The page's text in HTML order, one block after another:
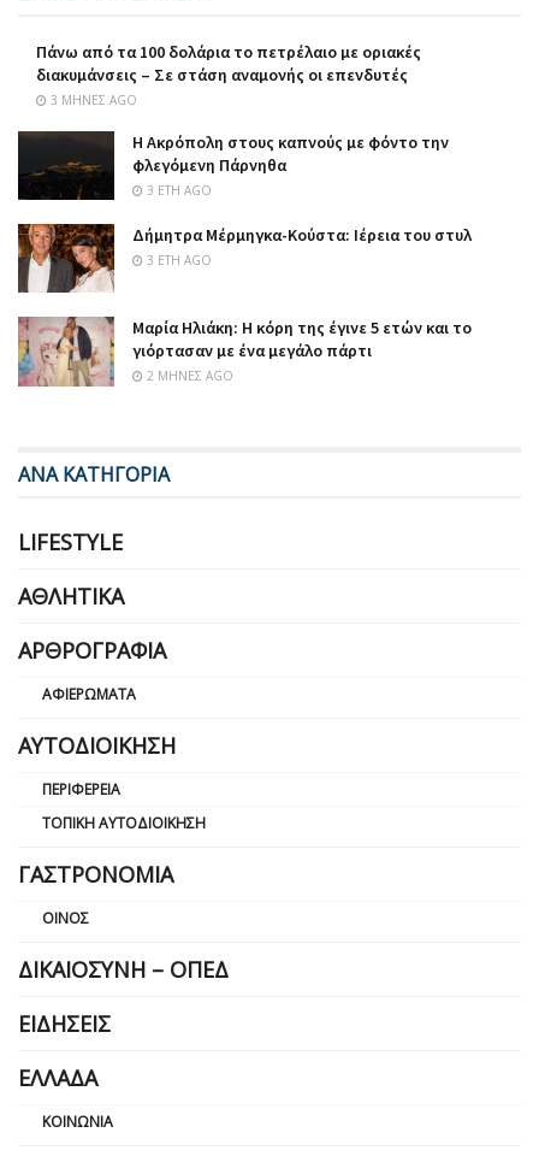
Πάνω από τα 100 δολάρια το πετρέλαιο με οριακές
διακυμάνσεις – Σε στάση αναμονής οι επενδυτές
3 ΜΉΝΕΣ AGO
Η Ακρόπολη στους καπνούς με φόντο την
φλεγόμενη Πάρνηθα
3 ΈΤΗ AGO
Δήμητρα Μέρμηγκα-Κούστα: Ιέρεια του στυλ
3 ΈΤΗ AGO
Μαρία Ηλιάκη: Η κόρη της έγινε 5 ετών και το
γιόρτασαν με ένα μεγάλο πάρτι
2 ΜΉΝΕΣ AGO
ΑΝΑ ΚΑΤΗΓΟΡΙΑ
LIFESTYLE
ΑΘΛΗΤΙΚΆ
ΑΡΘΡΟΓΡΑΦΊΑ
ΑΦΙΕΡΏΜΑΤΑ
ΑΥΤΟΔΙΟΊΚΗΣΗ
ΠΕΡΙΦΈΡΕΙΑ
ΤΟΠΙΚΉ ΑΥΤΟΔΙΟΊΚΗΣΗ
ΓΑΣΤΡΟΝΟΜΊΑ
ΟΊΝΟΣ
ΔΙΚΑΙΟΣΎΝΗ – ΟΠΕΔ
ΕΙΔΉΣΕΙΣ
ΕΛΛΆΔΑ
ΚΟΙΝΩΝΊΑ